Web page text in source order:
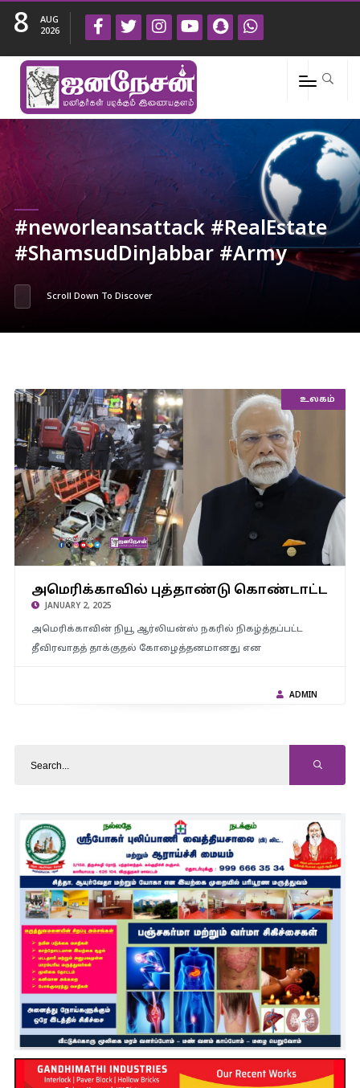
8
AUG
2026
#neworleansattack #RealEstate
#ShamsudDinJabbar #Army
Scroll Down To Discover
அமெரிக்காவில் புத்தாண்டு கொண்டாட்டத்தில் தீவிரவாதத்
தாக்குதல் – பிரதமர் மோடி கண்டனம்…!
இந்தியா
உலகம்
அமெரிக்காவில் புத்தாண்டு
JANUARY 2, 2025
அமெரிக்காவின் நியூ ஆர்லியன்ஸ் நகரில் நிகழ்த்தப்பட்ட
தீவிரவாதத் தாக்குதல் கோழைத்தனமானது என
ADMIN